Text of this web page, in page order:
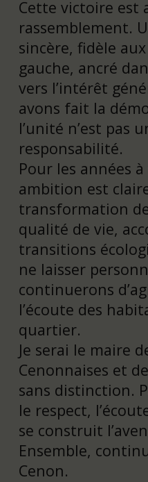
Cette victoire est
rassemblement.
sincère, fidèle
gauche, ancré
vers l’intérêt
avons fait la
l’unité n’est pas
responsabilité.
Pour les années
ambition est
transformation
qualité de vie,
transitions
ne laisser
continuerons
l’écoute des
quartier.
Je serai le maire
Cenonnaises et
sans distinction.
le respect,
se construit
Ensemble,
Cenon.